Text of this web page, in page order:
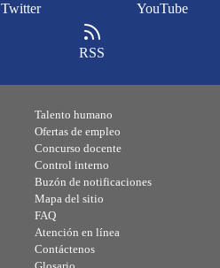
Twitter YouTube
RSS
Talento humano
Ofertas de empleo
Concurso docente
Control interno
Buzón de notificaciones
Mapa del sitio
FAQ
Atención en línea
Contáctenos